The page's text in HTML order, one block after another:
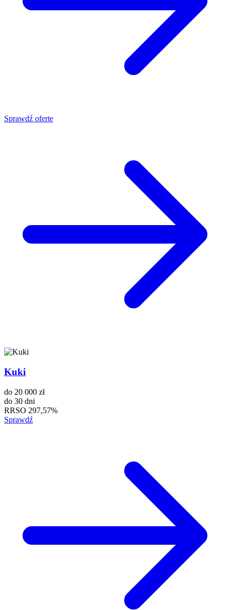
Sprawdź ofertę
Kuki
do 20 000 zł
do 30 dni
RRSO 297,57%
Sprawdź